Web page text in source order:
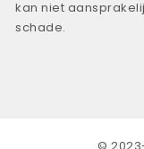
kan niet
schade.
©